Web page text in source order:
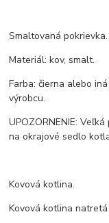
Smaltovaná pokrievka.
Materiál: kov, smalt.
Farba: čierna alebo
výrobcu.
UPOZORNENIE:
na okrajové sedlo
Kovová kotlina.
Kovová kotlina